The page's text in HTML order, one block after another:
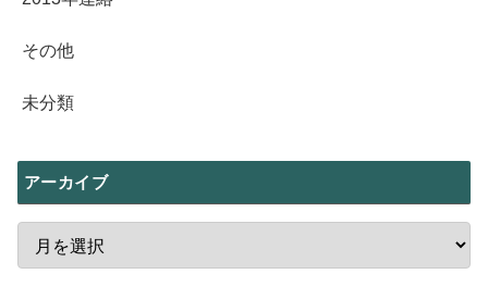
その他
未分類
アーカイブ